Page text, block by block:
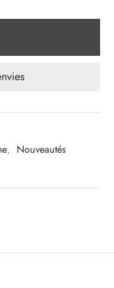
, Nouveautés